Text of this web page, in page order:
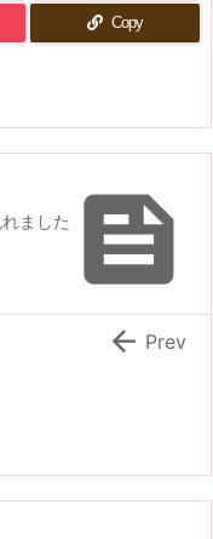
Copy

ました
 Prev